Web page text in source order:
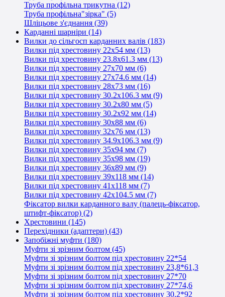
Труба профільна трикутна (12)
Труба профільна"зірка" (5)
Шліцьове з'єднання (39)
Карданні шарніри (14)
Вилки до сільгосп карданних валів (183)
Вилки під хрестовину 22х54 мм (13)
Вилки під хрестовину 23.8х61.3 мм (13)
Вилки під хрестовину 27х70 мм (6)
Вилки під хрестовину 27х74.6 мм (14)
Вилки під хрестовину 28х73 мм (16)
Вилки під хрестовину 30.2х106.3 мм (9)
Вилки під хрестовину 30.2х80 мм (5)
Вилки під хрестовину 30.2х92 мм (14)
Вилки під хрестовину 30х88 мм (6)
Вилки під хрестовину 32х76 мм (13)
Вилки під хрестовину 34.9х106.3 мм (9)
Вилки під хрестовину 35х94 мм (7)
Вилки під хрестовину 35х98 мм (19)
Вилки під хрестовину 36х89 мм (9)
Вилки під хрестовину 39х118 мм (14)
Вилки під хрестовину 41х118 мм (7)
Вилки під хрестовину 42х104.5 мм (7)
Фіксатор вилки карданного валу (палець-фіксатор,
штифт-фіксатор) (2)
Хрестовини (145)
Перехідники (адаптери) (43)
Запобіжні муфти (180)
Муфти зі зрізним болтом (45)
Муфти зі зрізним болтом під хрестовину 22*54
Муфти зі зрізним болтом під хрестовину 23,8*61,3
Муфти зі зрізним болтом під хрестовину 27*70
Муфти зі зрізним болтом під хрестовину 27*74,6
Муфти зі зрізним болтом під хрестовину 30,2*92